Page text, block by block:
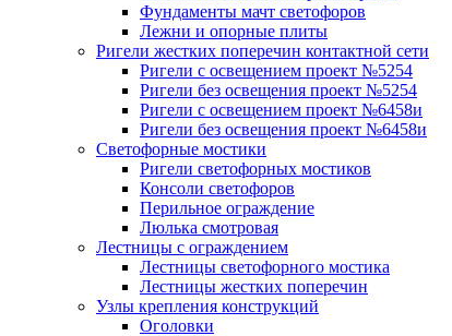
Фундаменты мачт светофоров
Лежни и опорные плиты
Ригели жестких поперечин контактной сети
Ригели с освещением проект №5254
Ригели без освещения проект №5254
Ригели с освещением проект №6458и
Ригели без освещения проект №6458и
Светофорные мостики
Ригели светофорных мостиков
Консоли светофоров
Перильное ограждение
Люлька смотровая
Лестницы с ограждением
Лестницы светофорного мостика
Лестницы жестких поперечин
Узлы крепления конструкций
Оголовки